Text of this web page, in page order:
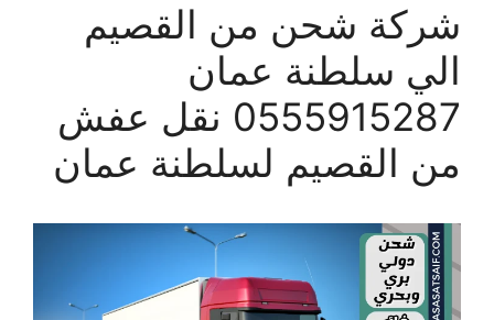
شركة شحن من القصيم
الي سلطنة عمان
0555915287 نقل عفش
من القصيم لسلطنة عمان